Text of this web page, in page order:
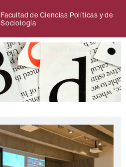
Facultad de Ciencias Políticas y de
Sociología